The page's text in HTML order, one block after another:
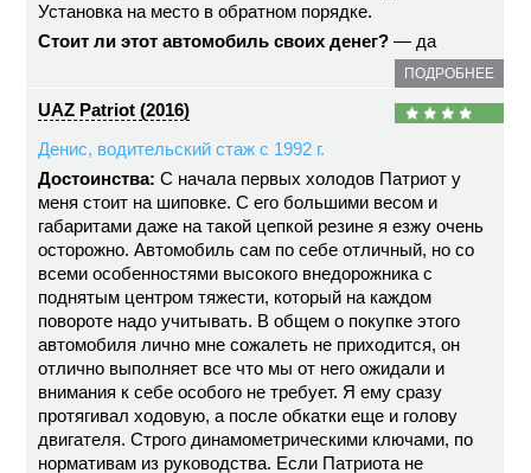
Установка на место в обратном порядке.
Стоит ли этот автомобиль своих денег? — да
ПОДРОБНЕЕ
UAZ Patriot (2016)
Денис, водительский стаж с 1992 г.
Достоинства: С начала первых холодов Патриот у
меня стоит на шиповке. С его большими весом и
габаритами даже на такой цепкой резине я езжу очень
осторожно. Автомобиль сам по себе отличный, но со
всеми особенностями высокого внедорожника с
поднятым центром тяжести, который на каждом
повороте надо учитывать. В общем о покупке этого
автомобиля лично мне сожалеть не приходится, он
отлично выполняет все что мы от него ожидали и
внимания к себе особого не требует. Я ему сразу
протягивал ходовую, а после обкатки еще и голову
двигателя. Строго динамометрическими ключами, по
нормативам из руководства. Если Патриота не